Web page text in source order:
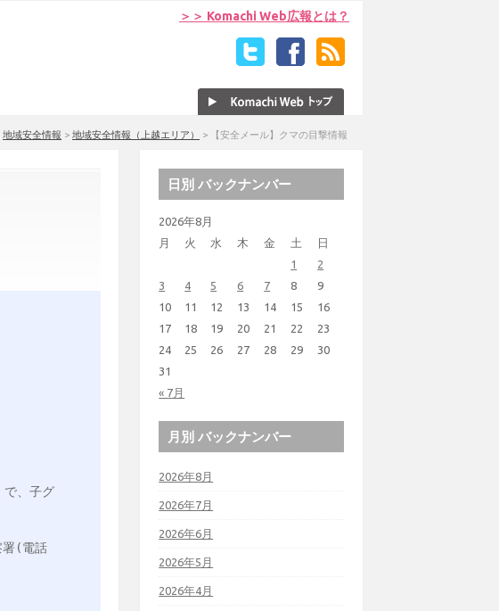
＞＞ Komachi Web広報とは？
地域安全情報 > 地域安全情報（上越エリア） > 【安全メール】クマの目撃情報
で、子グ
署(電話
日別 バックナンバー
2026年8月
月
火 水 木 金 土 日
« 7月
1
2
3
4 5 6 7 8
9
10
11 12 13 14 15
16
17
18 19 20 21 22
23
24
25 26 27 28 29
30
31
月別 バックナンバー
2026年8月
2026年7月
2026年6月
2026年5月
2026年4月